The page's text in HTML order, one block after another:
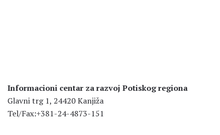
Informacioni centar za razvoj Potiskog regiona
Glavni trg 1, 24420 Kanjiža
Tel/Fax:+381-24-4873-151